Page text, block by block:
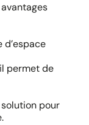
permet de
pour